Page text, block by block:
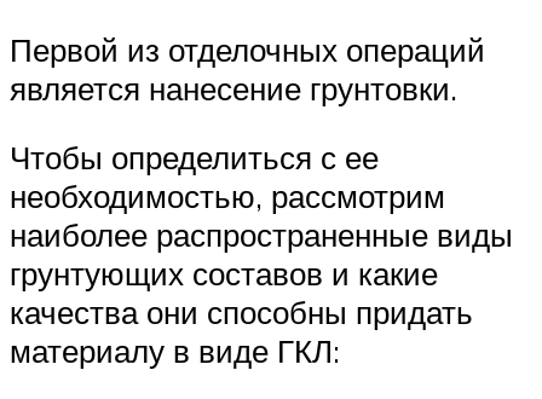
Первой из отделочных операций
является нанесение грунтовки.
Чтобы определиться с ее
необходимостью, рассмотрим
наиболее распространенные виды
грунтующих составов и какие
качества они способны придать
материалу в виде ГКЛ: